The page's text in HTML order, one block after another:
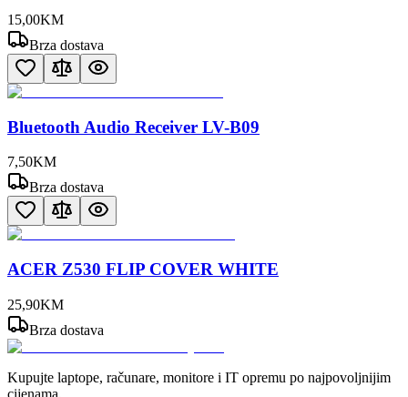
15,00KM
Brza dostava
Bluetooth Audio Receiver LV-B09
7,50KM
Brza dostava
ACER Z530 FLIP COVER WHITE
25,90KM
Brza dostava
Kupujte laptope, računare, monitore i IT opremu po najpovoljnijim
cijenama.